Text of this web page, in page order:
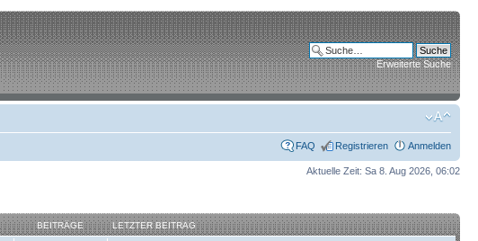
Erweiterte Suche
FAQ Registrieren Anmelden
Aktuelle Zeit: Sa 8. Aug 2026, 06:02
BEITRÄGE LETZTER BEITRAG